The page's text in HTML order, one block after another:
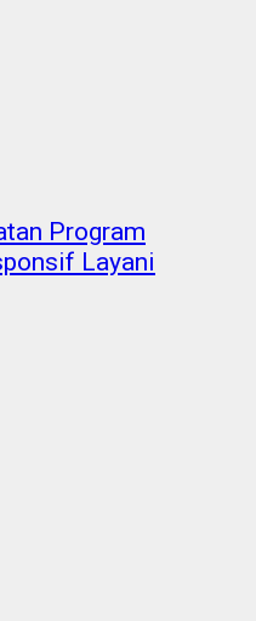
Program
Layani